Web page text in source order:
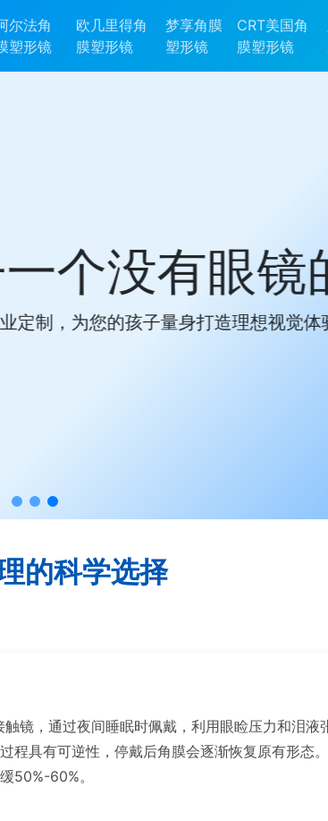
尔法角
塑形镜
欧几里得角
膜塑形镜
梦享角膜
塑形镜
CRT美国角
膜塑形镜
未来
验！
的科学选择
，通过夜间睡眠时佩戴，利用眼睑压力和泪液
程具有可逆性，停戴后角膜会逐渐恢复原有形态
50%-60%。